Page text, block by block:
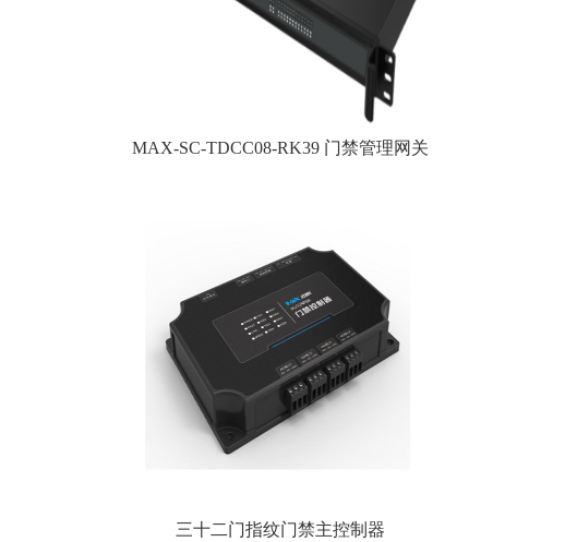
MAX-SC-TDCC08-RK39 门禁管理网关
三十二门指纹门禁主控制器